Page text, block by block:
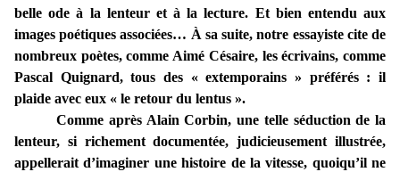
belle ode à la lenteur et à la lecture. Et bien entendu aux
images poétiques associées… À sa suite, notre essayiste cite de
nombreux poètes, comme Aimé Césaire, les écrivains, comme
Pascal Quignard, tous des « extemporains » préférés : il
plaide avec eux « le retour du lentus ».
Comme après Alain Corbin, une telle séduction de la
lenteur, si richement documentée, judicieusement illustrée,
appellerait d’imaginer une histoire de la vitesse, quoiqu’il ne